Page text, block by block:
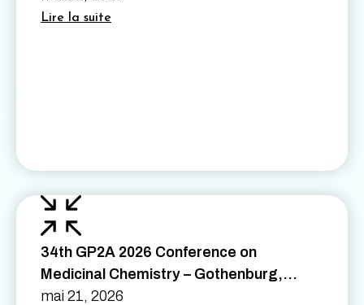
Lire la suite
34th GP2A 2026 Conference on
Medicinal Chemistry – Gothenburg,
Sweden – August 26th to 28th 2026
mai 21, 2026